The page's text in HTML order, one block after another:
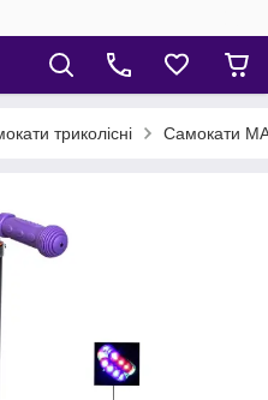
триколісні Самокати